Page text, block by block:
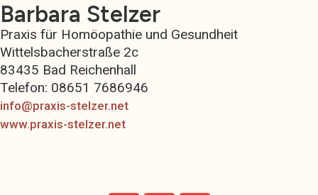
Barbara Stelzer
Praxis für Homöopathie und Gesundheit
Wittelsbacherstraße 2c
83435 Bad Reichenhall
Telefon: 08651 7686946
­info@praxis-stelzer.net
www.praxis-stelzer.net